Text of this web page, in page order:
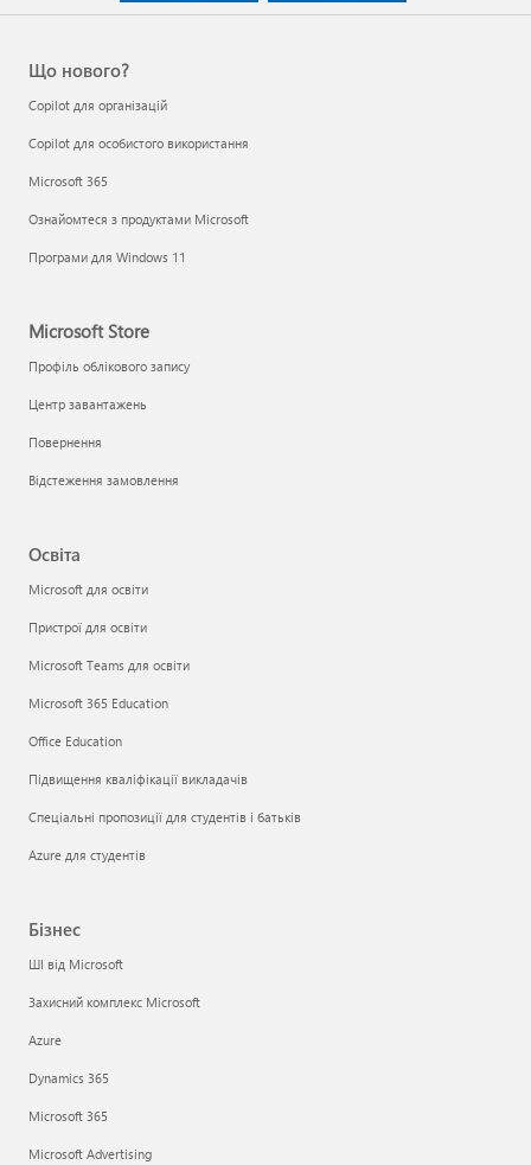
Що нового?
Copilot для організацій
Copilot для особистого використання
Microsoft 365
Ознайомтеся з продуктами Microsoft
Програми для Windows 11
Microsoft Store
Профіль облікового запису
Центр завантажень
Повернення
Відстеження замовлення
Освіта
Microsoft для освіти
Пристрої для освіти
Microsoft Teams для освіти
Microsoft 365 Education
Office Education
Підвищення кваліфікації викладачів
Спеціальні пропозиції для студентів і батьків
Azure для студентів
Бізнес
ШІ від Microsoft
Захисний комплекс Microsoft
Azure
Dynamics 365
Microsoft 365
Microsoft Advertising